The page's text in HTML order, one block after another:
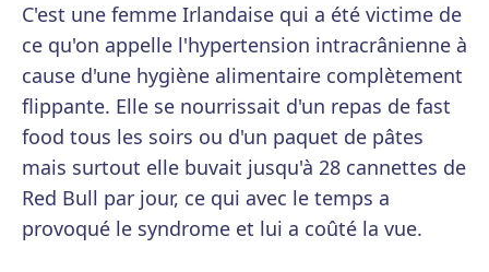
C'est une femme Irlandaise qui a été victime de
ce qu'on appelle l'hypertension intracrânienne à
cause d'une hygiène alimentaire complètement
flippante. Elle se nourrissait d'un repas de fast
food tous les soirs ou d'un paquet de pâtes
mais surtout elle buvait jusqu'à 28 cannettes de
Red Bull par jour, ce qui avec le temps a
provoqué le syndrome et lui a coûté la vue.